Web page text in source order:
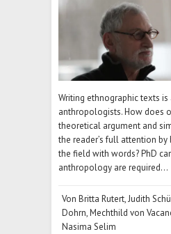
Writing ethnographic texts
anthropologists. How does
theoretical argument and
the reader’s full attention
the field with words? PhD
anthropology are required…
Von Britta Rutert,Judith
Dohrn,Mechthild von
Nasima Selim